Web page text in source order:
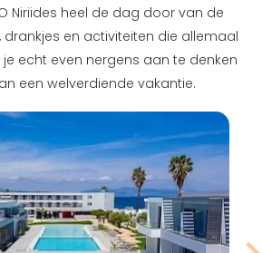
Niriides heel de dag door van de
drankjes en activiteiten die allemaal
je echt even nergens aan te denken
een welverdiende vakantie.